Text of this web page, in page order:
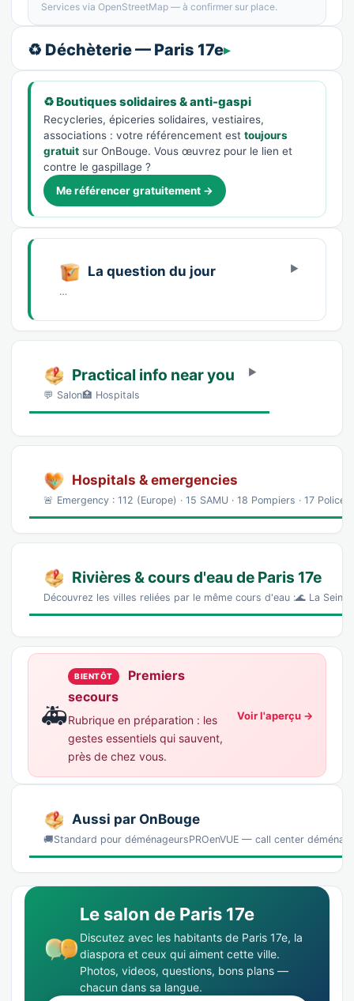
Services via OpenStreetMap — à confirmer sur place.
♻️ Déchèterie — Paris 17e
♻️ Boutiques solidaires & anti-gaspi
Recycleries, épiceries solidaires, vestiaires,
associations : votre référencement est toujours
gratuit sur OnBouge. Vous œuvrez pour le lien et
contre le gaspillage ?
Me référencer gratuitement →
La question du jour
…
Practical info near you
💬 Salon🏥 Hospitals
Hospitals & emergencies
🚨 Emergency : 112 (Europe) · 15 SAMU · 18 Pompiers · 17
Rivières & cours d'eau de Paris 17e
Découvrez les villes reliées par le même cours d'eau :🌊 La
🚑
BIENTÔT
Premiers
secours
Rubrique en préparation : les
gestes essentiels qui sauvent,
près de chez vous.
Voir l'aperçu →
Aussi par OnBouge
🚚Standard pour déménageursPROenVUE — call center
Le salon de Paris 17e
Discutez avec les habitants de Paris 17e, la
diaspora et ceux qui aiment cette ville.
Photos, videos, questions, bons plans —
chacun dans sa langue.